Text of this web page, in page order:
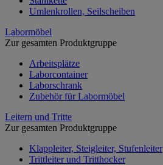
Umlenkrollen, Seilscheiben
Labormöbel
Zur gesamten Produktgruppe
Arbeitsplätze
Laborcontainer
Laborschrank
Zubehör für Labormöbel
Leitern und Tritte
Zur gesamten Produktgruppe
Klappleiter, Steigleiter, Stufenleiter
Trittleiter und Tritthocker